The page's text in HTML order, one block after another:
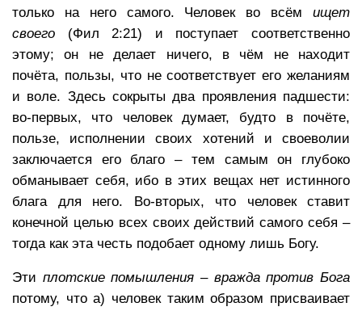
только на него самого. Человек во всём ищет
своего (Фил 2:21) и поступает соответственно
этому; он не делает ничего, в чём не находит
почёта, пользы, что не соответствует его желаниям
и воле. Здесь сокрыты два проявления падшести:
во-первых, что человек думает, будто в почёте,
пользе, исполнении своих хотений и своеволии
заключается его благо – тем самым он глубоко
обманывает себя, ибо в этих вещах нет истинного
блага для него. Во-вторых, что человек ставит
конечной целью всех своих действий самого себя –
тогда как эта честь подобает одному лишь Богу.
Эти плотские помышления– вражда против Бога
потому, что a) человек таким образом присваивает